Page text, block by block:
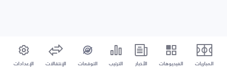
المباريات الفيديوهات الأخبار الترتيب التوقعات الإنتقالات الإعدادات